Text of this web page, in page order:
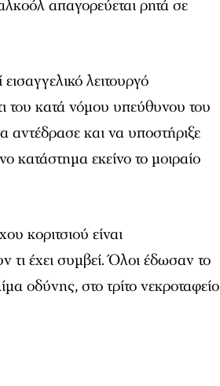
απαγορεύεται ρητά σε
λειτουργό
του κατά νόμου υπεύθυνου του
αντέδρασε και να υποστήριξε
κατάστημα εκείνο το μοιραίο
κοριτσιού είναι
τι έχει συμβεί. Όλοι έδωσαν το
οδύνης, στο τρίτο νεκροταφείο